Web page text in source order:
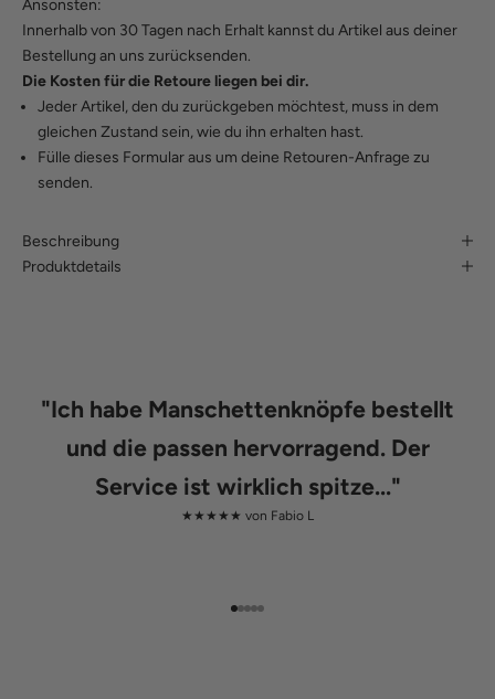
Ansonsten:
Innerhalb von 30 Tagen nach Erhalt kannst du Artikel aus deiner
Bestellung an uns zurücksenden.
Die Kosten für die Retoure liegen bei dir.
Jeder Artikel, den du zurückgeben möchtest, muss in dem
gleichen Zustand sein, wie du ihn erhalten hast.
Fülle dieses Formularaus um deine Retouren-Anfrage zu
senden.
Beschreibung
Produktdetails
"Ich habe Manschettenknöpfe bestellt
und die passen hervorragend. Der
Service ist wirklich spitze..."
★★★★★ von Fabio L
Gehe zu Element 1
Gehe zu Element 2
Gehe zu Element 3
Gehe zu Element 4
Gehe zu Element 5